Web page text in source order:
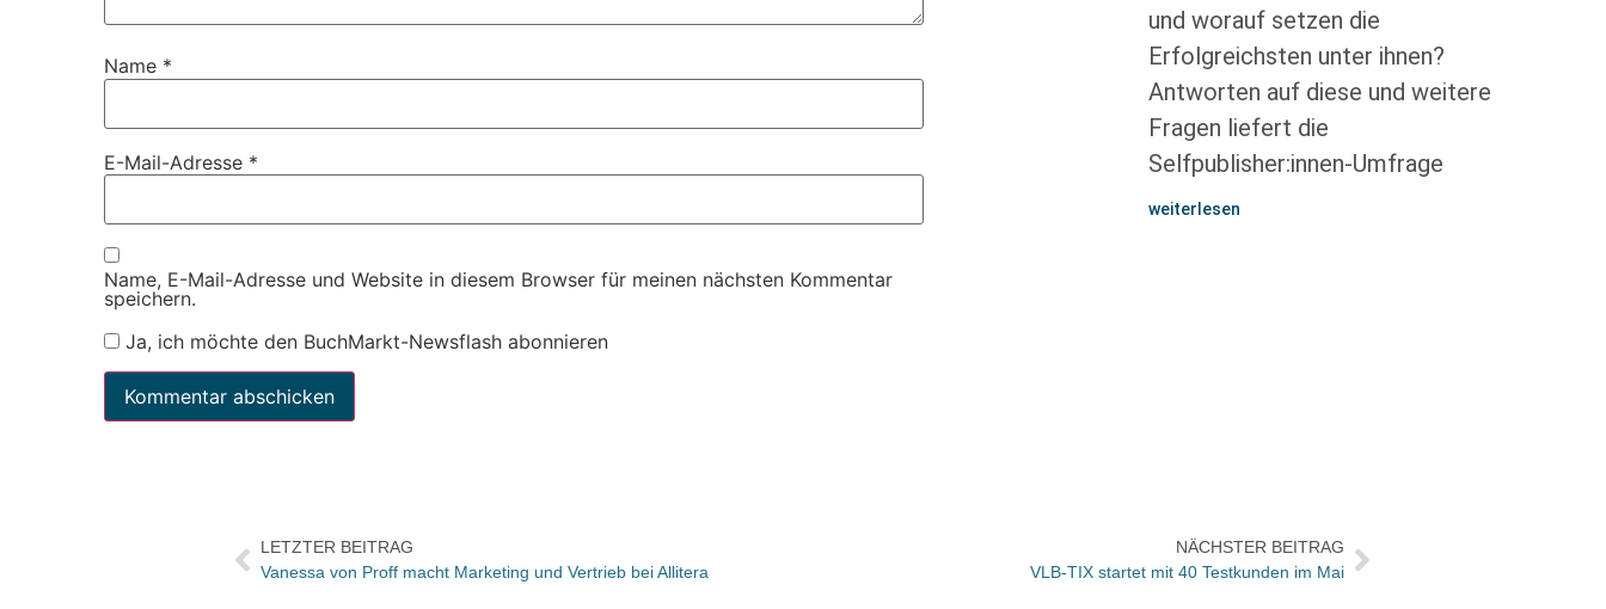
Name *
E-Mail-Adresse *
Name, E-Mail-Adresse und Website in diesem Browser für meinen nächsten Kommentar
speichern.
Ja, ich möchte den BuchMarkt-Newsflash abonnieren
und worauf setzen die
Erfolgreichsten unter ihnen?
Antworten auf diese und weitere
Fragen liefert die
Selfpublisher:innen-Umfrage
weiterlesen
LETZTER BEITRAG
Vanessa von Proff macht Marketing und Vertrieb bei Allitera
NÄCHSTER BEITRAG
VLB-TIX startet mit 40 Testkunden im Mai